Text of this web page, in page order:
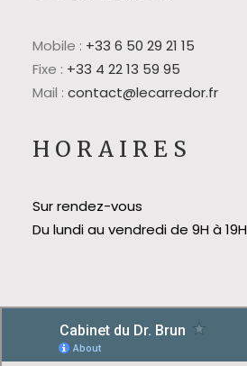
Mobile : +33 6 50 29 21 15
Fixe : +33 4 22 13 59 95
Mail : contact@lecarredor.fr
HORAIRES
Sur rendez-vous
Du lundi au vendredi de 9H à 19H